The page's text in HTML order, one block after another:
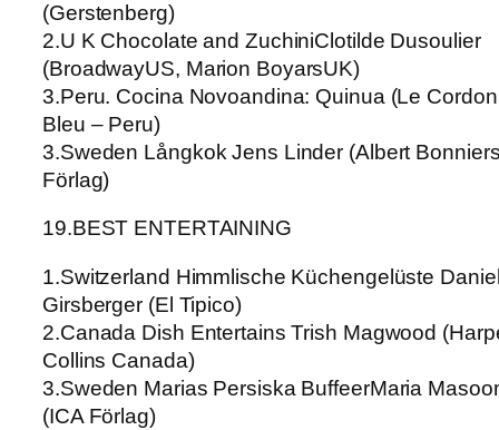
(Gerstenberg)
2.U K Chocolate and ZuchiniClotilde Dusoulier
(BroadwayUS, Marion BoyarsUK)
3.Peru. Cocina Novoandina: Quinua (Le Cordon
Bleu – Peru)
3.Sweden Långkok Jens Linder (Albert
Förlag)
19.BEST ENTERTAINING
1.Switzerland Himmlische Küchengelüste
Girsberger (El Tipico)
2.Canada Dish Entertains Trish Magwood
Collins Canada)
3.Sweden Marias Persiska BuffeerMaria
(ICA Förlag)